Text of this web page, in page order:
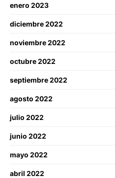
enero 2023
diciembre 2022
noviembre 2022
octubre 2022
septiembre 2022
agosto 2022
julio 2022
junio 2022
mayo 2022
abril 2022